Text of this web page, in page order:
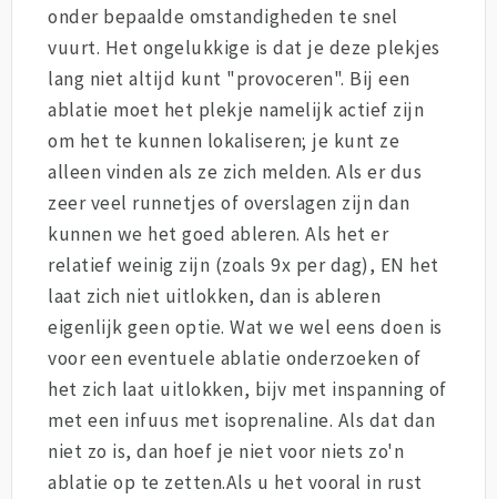
onder bepaalde omstandigheden te snel
vuurt. Het ongelukkige is dat je deze plekjes
lang niet altijd kunt "provoceren". Bij een
ablatie moet het plekje namelijk actief zijn
om het te kunnen lokaliseren; je kunt ze
alleen vinden als ze zich melden. Als er dus
zeer veel runnetjes of overslagen zijn dan
kunnen we het goed ableren. Als het er
relatief weinig zijn (zoals 9x per dag), EN het
laat zich niet uitlokken, dan is ableren
eigenlijk geen optie. Wat we wel eens doen is
voor een eventuele ablatie onderzoeken of
het zich laat uitlokken, bijv met inspanning of
met een infuus met isoprenaline. Als dat dan
niet zo is, dan hoef je niet voor niets zo'n
ablatie op te zetten.Als u het vooral in rust